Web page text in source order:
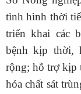
tình hình thời
triển khai các
bệnh kịp thời,
rộng; hỗ trợ kịp
hóa chất sát